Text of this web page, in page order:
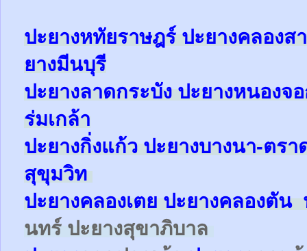
ปะยางหทัยราษฎร์ ปะยางคลองส
ยางมีนบุรี
ปะยางลาดกระบัง ปะยางหนองจ
ร่มเกล้า
ปะยางกิ่งแก้วปะยางบางนา-ตร
สุขุมวิท
ปะยางคลองเตยปะยางคลองตัน
นทร์ ปะยางสุขาภิบาล